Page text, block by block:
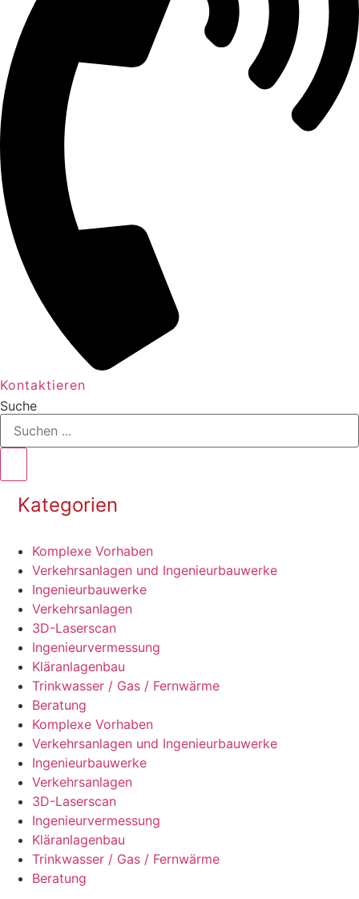
Kontaktieren
Suche
Kategorien
Komplexe Vorhaben
Verkehrsanlagen und Ingenieurbauwerke
Ingenieurbauwerke
Verkehrsanlagen
3D-Laserscan
Ingenieur­vermessung
Kläranlagenbau
Trinkwasser / Gas / Fernwärme
Beratung
Komplexe Vorhaben
Verkehrsanlagen und Ingenieurbauwerke
Ingenieurbauwerke
Verkehrsanlagen
3D-Laserscan
Ingenieur­vermessung
Kläranlagenbau
Trinkwasser / Gas / Fernwärme
Beratung